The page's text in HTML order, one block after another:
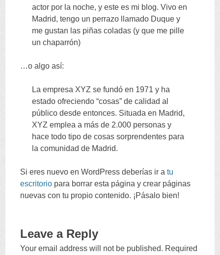
actor por la noche,y este es mi blog.Vivo en
Madrid,tengo un perrazo llamado Duque y
me gustan las piñas coladas (y que me pille
un chaparrón)
…o algo así:
La empresa XYZ se fundó en 1971y ha
estado ofreciendo “cosas”de calidad al
público desde entonces. Situada en Madrid,
XYZ emplea a más de 2.000 personas y
hace todo tipo de cosas sorprendentes para
la comunidad de Madrid.
Si eres nuevo en WordPress deberías ir a tu
escritorio para borrar esta página y crear páginas
nuevas con tu propio contenido. ¡Pásalo bien!
Leave a Reply
Your email address will not be published. Required